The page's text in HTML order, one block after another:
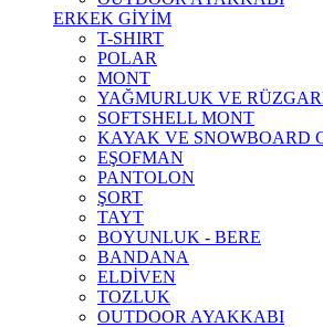
ERKEK GİYİM
T-SHIRT
POLAR
MONT
YAĞMURLUK VE
SOFTSHELL MONT
KAYAK VE SNOWBOARD
EŞOFMAN
PANTOLON
ŞORT
TAYT
BOYUNLUK - BERE
BANDANA
ELDİVEN
TOZLUK
OUTDOOR AYAKKABI